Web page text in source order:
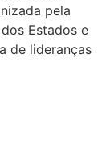
pela
Estados e
de lideranças